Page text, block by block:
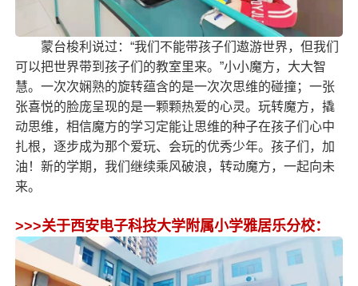
蒙台梭利说过：“我们不能带孩子们遨游世界，但我们
可以把世界带到孩子们的教室里来。”小小魔方，大大智
慧。一次次娴熟的旋转蕴含的是一次次思维的碰撞；一张
张喜悦的脸庞呈现的是一颗颗热爱的心灵。玩转魔方，撬
动思维，相信魔方的学习定能让思维的种子在孩子们心中
扎根，逐步成为那个爱玩、会玩的优秀少年。孩子们，加
油！新的学期，我们继续乘风破浪， 转动魔方，一起向未
来。
>>>关于西安电子科技大学附属小学雅居乐分校：